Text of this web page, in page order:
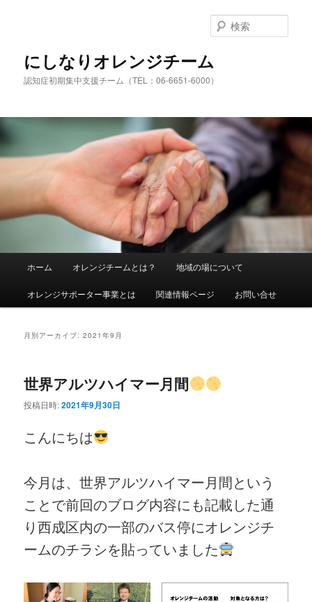
にしなりオレンジチーム
認知症初期集中支援チーム（TEL：06-6651-6000）
索
メ
イ
ン
ン
ツ
へ
移
サ
ブ
テ
ツ
へ
移
動
ホーム オレンジチームとは？ 地域の場について
オレンジサポーター事業とは 関連情報ページ お問い合せ
月別アーカイブ:2021年9月
世界アルツハイマー月間
投稿日時:2021年9月30日
こんにちは
今月は、世界アルツハイマー月間という
ことで前回のブログ内容にも記載した通
り西成区内の一部のバス停にオレンジチ
ームのチラシを貼っていました